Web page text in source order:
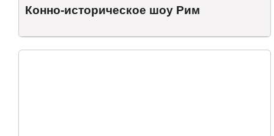
Конно-историческое шоу Рим